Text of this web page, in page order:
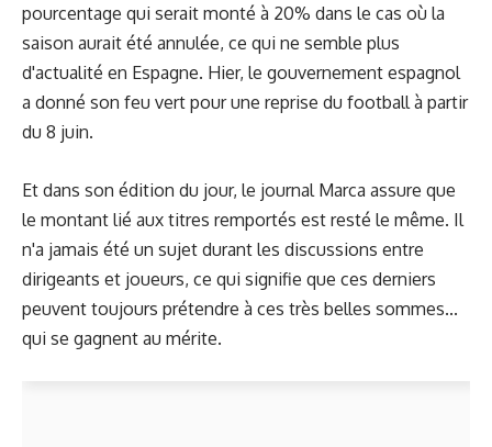
pourcentage qui serait monté à 20% dans le cas où la
saison aurait été annulée, ce qui ne semble plus
d'actualité en Espagne. Hier, le gouvernement espagnol
a donné son feu vert pour une reprise du footballà partir
du 8 juin.
Et dans son édition du jour, le journal Marca assure que
le montant lié aux titres remportés est resté le même. Il
n'a jamais été un sujet durant les discussions entre
dirigeants et joueurs, ce qui signifie que ces derniers
peuvent toujours prétendre à ces très belles sommes...
qui se gagnent au mérite.